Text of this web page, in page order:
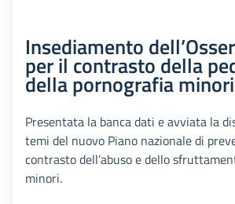
Insediamento
per il contrasto della
della pornografia
Presentata la banca dati e avviata la
temi del nuovo Piano nazionale di
contrasto dell’abuso e dello
minori.